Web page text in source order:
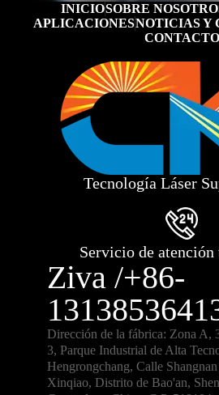
INICIOSOBRE
APLICACIONESNOTICIAS Y
CONTACTO
Tecnología Láser
Servicio de
Ziva /+86-
Dirección de la fábrica: Zona A,
3, Parque Industrial de Alta
Hengrongchang, Calle
Xinqiao, Distrito de Bao'an,